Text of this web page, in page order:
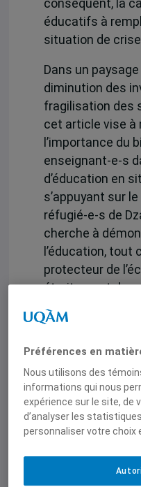
conséquent, la
éducatifs à
situation de
Dans un
diminution des
fragilisation des
cet article vise à
l’importance du
enseignant-e-s
d’éducation en
s’appuyant sur
réfugié-e-s de
cherche à
l’éducation, tout
protecteur de
étroitement des
travail des
la
Cadre
de bien-être, de
urgence
Lebien-être
d’équilibre
professionnel
Préférences en
Nous utilisons des
informations qui nous
expérience sur le site, de
d’analyser les
personnaliser votre choix